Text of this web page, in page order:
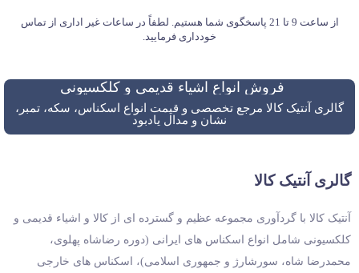
از ساعت 9 تا 21 پاسخگوی شما هستیم. لطفاً در ساعات غیر اداری از تماس
خودداری فرمایید.
فروش انواع اشیاء قدیمی و کلکسیونی
گالری آنتیک کالا مرجع تخصصی و قیمت انواع اسکناس، سکه، تمبر،
نشان و مدال یادبود
گالری آنتیک کالا
آنتیک کالا با گردآوری مجموعه عظیم و گسترده ای از کالا و اشیاء قدیمی و
کلکسیونی شامل انواع اسکناس های ایرانی (دوره رضاشاه پهلوی،
محمدرضا شاه، سورشارژ و جمهوری اسلامی)، اسکناس های خارجی